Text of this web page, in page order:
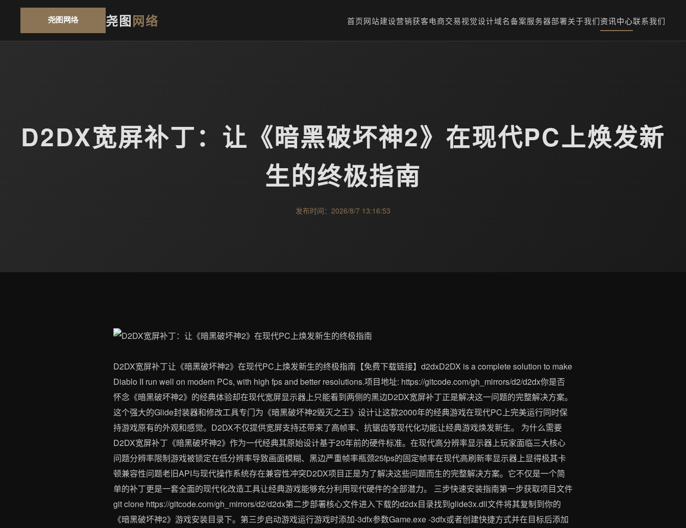
尧图网络 首页网站建设营销获客电商交易视觉设计域名备案服务器部署关于我们资讯中心联系我们
D2DX宽屏补丁：让《暗黑破坏神2》在现代PC上焕发新
生的终极指南
发布时间：2026/8/7 13:16:53
D2DX宽屏补丁让《暗黑破坏神2》在现代PC上焕发新生的终极指南【免费下载链接】d2dxD2DX is a complete solution to make
Diablo II run well on modern PCs, with high fps and better resolutions.项目地址: https://gitcode.com/gh_mirrors/d2/d2dx你是否
怀念《暗黑破坏神2》的经典体验却在现代宽屏显示器上只能看到两侧的黑边D2DX宽屏补丁正是解决这一问题的完整解决方案。
这个强大的Glide封装器和修改工具专门为《暗黑破坏神2毁灭之王》设计让这款2000年的经典游戏在现代PC上完美运行同时保
持游戏原有的外观和感觉。D2DX不仅提供宽屏支持还带来了高帧率、抗锯齿等现代化功能让经典游戏焕发新生。 为什么需要
D2DX宽屏补丁《暗黑破坏神2》作为一代经典其原始设计基于20年前的硬件标准。在现代高分辨率显示器上玩家面临三大核心
问题分辨率限制游戏被锁定在低分辨率导致画面模糊、黑边严重帧率瓶颈25fps的固定帧率在现代高刷新率显示器上显得极其卡
顿兼容性问题老旧API与现代操作系统存在兼容性冲突D2DX项目正是为了解决这些问题而生的完整解决方案。它不仅是一个简
单的补丁更是一套全面的现代化改造工具让经典游戏能够充分利用现代硬件的全部潜力。 三步快速安装指南第一步获取项目文件
git clone https://gitcode.com/gh_mirrors/d2/d2dx第二步部署核心文件进入下载的d2dx目录找到glide3x.dll文件将其复制到你的
《暗黑破坏神2》游戏安装目录下。第三步启动游戏运行游戏时添加-3dfx参数Game.exe -3dfx或者创建快捷方式并在目标后添加